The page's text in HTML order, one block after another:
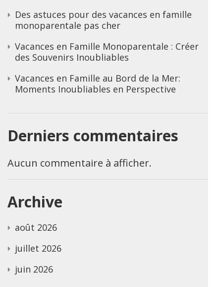
Des astuces pour des vacances en famille
monoparentale pas cher
Vacances en Famille Monoparentale : Créer
des Souvenirs Inoubliables
Vacances en Famille au Bord de la Mer:
Moments Inoubliables en Perspective
Derniers commentaires
Aucun commentaire à afficher.
Archive
août 2026
juillet 2026
juin 2026